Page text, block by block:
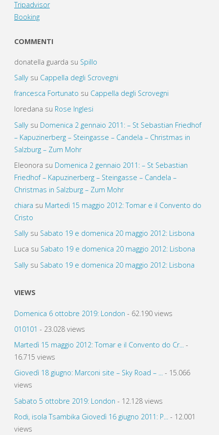
Tripadvisor
Booking
COMMENTI
donatella guarda su Spillo
Sallysu Cappella degli Scrovegni
francesca Fortunato su Cappella degli Scrovegni
loredana su Rose Inglesi
Sallysu Domenica 2 gennaio 2011: – St Sebastian Friedhof
– Kapuzinerberg – Steingasse – Candela – Christmas in
Salzburg – Zum Mohr
Eleonora su Domenica 2 gennaio 2011: – St Sebastian
Friedhof – Kapuzinerberg – Steingasse – Candela –
Christmas in Salzburg – Zum Mohr
chiara su Martedì 15 maggio 2012: Tomar e il Convento do
Cristo
Sallysu Sabato 19 e domenica 20 maggio 2012: Lisbona
Luca su Sabato 19 e domenica 20 maggio 2012: Lisbona
Sallysu Sabato 19 e domenica 20 maggio 2012: Lisbona
VIEWS
Domenica 6 ottobre 2019: London - 62.190 views
010101 - 23.028 views
Martedì 15 maggio 2012: Tomar e il Convento do Cr...-
16.715 views
Giovedì 18 giugno: Marconi site – Sky Road – ...- 15.066
views
Sabato 5 ottobre 2019: London - 12.128 views
Rodi, isola Tsambika Giovedì 16 giugno 2011: P...
- 12.001
views